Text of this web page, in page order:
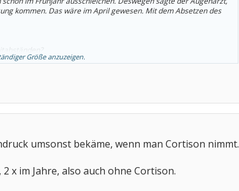
kommen. Das wäre im April gewesen. Mit dem Absetzen des
Falls ja, was muss meine Internistin auf die Überweisung für
Größe anzuzeigen.
umsonst bekäme, wenn man Cortison nimmt.
x im Jahre, also auch ohne Cortison.